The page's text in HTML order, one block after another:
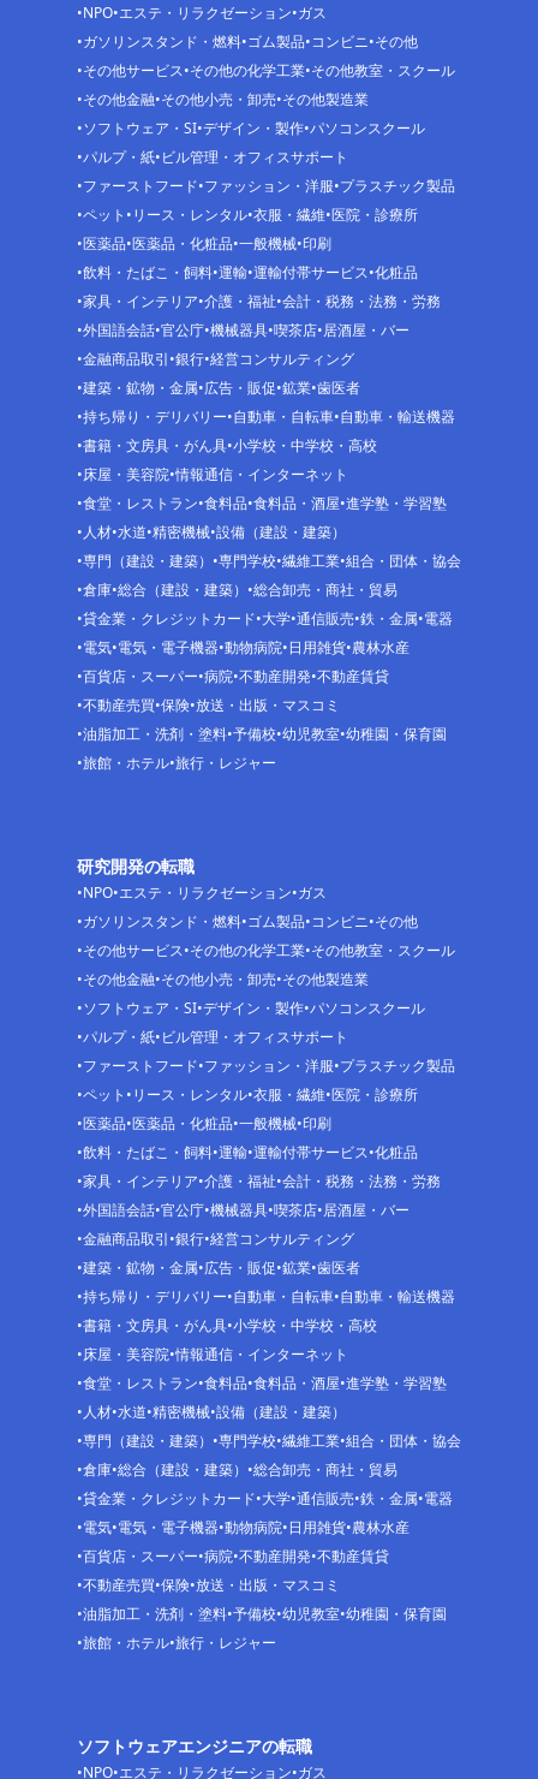
NPO エステ・リラクゼーション ガス
ガソリンスタンド・燃料 ゴム製品 コンビニ その他
その他サービス その他の化学工業 その他教室・スクール
その他金融 その他小売・卸売 その他製造業
ソフトウェア・SI デザイン・製作 パソコンスクール
パルプ・紙 ビル管理・オフィスサポート
ファーストフード ファッション・洋服 プラスチック製品
ペット リース・レンタル 衣服・繊維 医院・診療所
医薬品 医薬品・化粧品 一般機械 印刷
飲料・たばこ・飼料 運輸 運輸付帯サービス 化粧品
家具・インテリア 介護・福祉 会計・税務・法務・労務
外国語会話 官公庁 機械器具 喫茶店 居酒屋・バー
金融商品取引 銀行 経営コンサルティング
建築・鉱物・金属 広告・販促 鉱業 歯医者
持ち帰り・デリバリー 自動車・自転車 自動車・輸送機器
書籍・文房具・がん具 小学校・中学校・高校
床屋・美容院 情報通信・インターネット
食堂・レストラン 食料品 食料品・酒屋 進学塾・学習塾
人材 水道 精密機械 設備（建設・建築）
専門（建設・建築）
専門学校 繊維工業 組合・団体・協会
倉庫 総合（建設・建築）
総合卸売・商社・貿易
貸金業・クレジットカード 大学 通信販売 鉄・金属 電器
電気 電気・電子機器 動物病院 日用雑貨 農林水産
百貨店・スーパー 病院 不動産開発 不動産賃貸
不動産売買 保険 放送・出版・マスコミ
油脂加工・洗剤・塗料 予備校 幼児教室 幼稚園・保育園
旅館・ホテル 旅行・レジャー
研究開発の転職
NPO エステ・リラクゼーション ガス
ガソリンスタンド・燃料 ゴム製品 コンビニ その他
その他サービス その他の化学工業 その他教室・スクール
その他金融 その他小売・卸売 その他製造業
ソフトウェア・SI デザイン・製作 パソコンスクール
パルプ・紙 ビル管理・オフィスサポート
ファーストフード ファッション・洋服 プラスチック製品
ペット リース・レンタル 衣服・繊維 医院・診療所
医薬品 医薬品・化粧品 一般機械 印刷
飲料・たばこ・飼料 運輸 運輸付帯サービス 化粧品
家具・インテリア 介護・福祉 会計・税務・法務・労務
外国語会話 官公庁 機械器具 喫茶店 居酒屋・バー
金融商品取引 銀行 経営コンサルティング
建築・鉱物・金属 広告・販促 鉱業 歯医者
持ち帰り・デリバリー 自動車・自転車 自動車・輸送機器
書籍・文房具・がん具 小学校・中学校・高校
床屋・美容院 情報通信・インターネット
食堂・レストラン 食料品 食料品・酒屋 進学塾・学習塾
人材 水道 精密機械 設備（建設・建築）
専門（建設・建築）
専門学校 繊維工業 組合・団体・協会
倉庫 総合（建設・建築）
総合卸売・商社・貿易
貸金業・クレジットカード 大学 通信販売 鉄・金属 電器
電気 電気・電子機器 動物病院 日用雑貨 農林水産
百貨店・スーパー 病院 不動産開発 不動産賃貸
不動産売買 保険 放送・出版・マスコミ
油脂加工・洗剤・塗料 予備校 幼児教室 幼稚園・保育園
旅館・ホテル 旅行・レジャー
ソフトウェアエンジニアの転職
NPO エステ・リラクゼーション ガス